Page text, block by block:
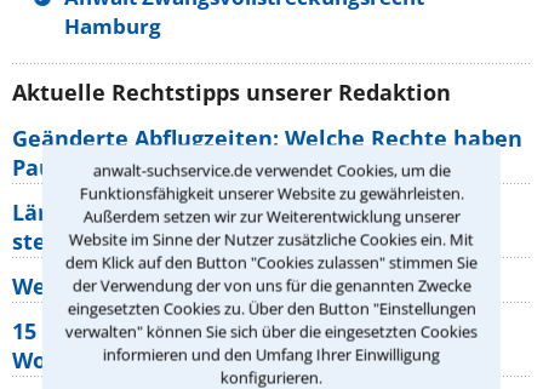
anwalt-suchservice.de verwendet Cookies, um die
Funktionsfähigkeit unserer Website zu gewährleisten.
Außerdem setzen wir zur Weiterentwicklung unserer
Website im Sinne der Nutzer zusätzliche Cookies ein. Mit
dem Klick auf den Button "Cookies zulassen" stimmen Sie
der Verwendung der von uns für die genannten Zwecke
eingesetzten Cookies zu. Über den Button "Einstellungen
verwalten" können Sie sich über die eingesetzten Cookies
informieren und den Umfang Ihrer Einwilligung
konfigurieren.
Hamburg
Aktuelle Rechtstipps unserer Redaktion
Geänderte Abflugzeiten: Welche Rechte haben
Pauschalurlauber?
Lärm von den Nachbarn: Welche Rechte
stehen mir zu?
Wer muss Zweitwohnungssteuer zahlen?
15 elementare Rechte, die jeder
Wohnungseigentümer kennen sollte